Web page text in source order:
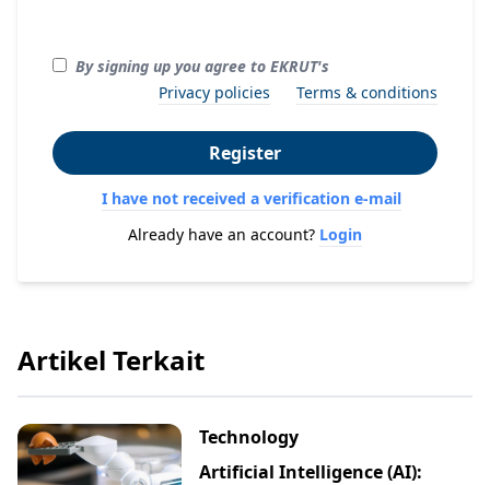
By signing up you agree to EKRUT's
Privacy policies
Terms & conditions
Register
I have not received a verification e-mail
Already have an account? Login
Artikel Terkait
Technology
Artificial Intelligence (AI):